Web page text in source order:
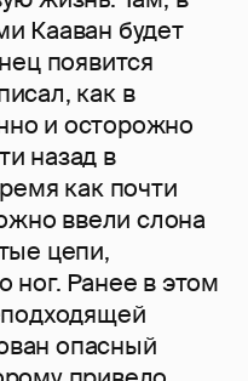
Кааван будет
появится
как в
и осторожно
назад в
как почти
ввели слона
цепи,
ног. Ранее в этом
опасный